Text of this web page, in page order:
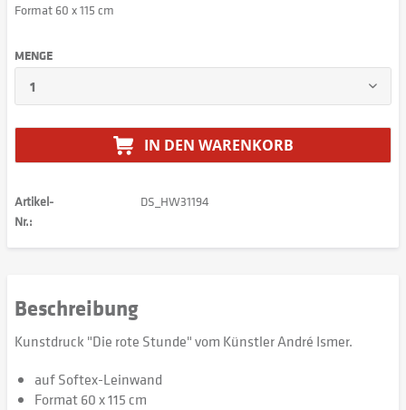
Format 60 x 115 cm
MENGE
IN DEN WARENKORB
Artikel-
Nr.:
DS_HW31194
Beschreibung
Kunstdruck "Die rote Stunde" vom Künstler André Ismer.
auf Softex-Leinwand
Format 60 x 115 cm